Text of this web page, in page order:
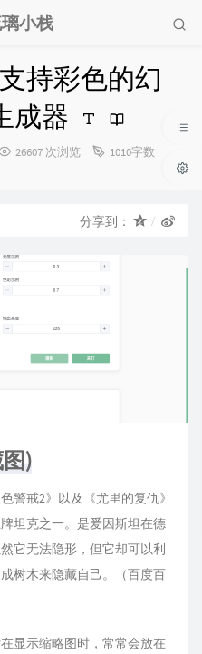
小栈
持彩色的幻
成器
26607 次浏览
1010字数
分享到：
)
警戒2》以及《尤里的复仇》
坦克之一。是爱因斯坦在德
它无法隐形，但它却可以利
树木来隐藏自己。（百度百
显示缩略图时，常常会放在